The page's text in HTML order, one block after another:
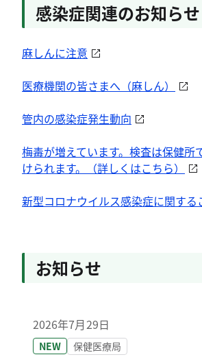
感染症関連のお知らせ
麻しんに注意
医療機関の皆さまへ（麻しん）
管内の感染症発生動向
梅毒が増えています。検査は保健所
けられます。（詳しくはこちら）
新型コロナウイルス感染症に関する
お知らせ
2026年7月29日
NEW 保健医療局